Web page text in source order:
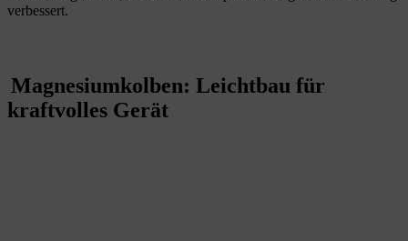
verbessert.
Magnesiumkolben: Leichtbau für
kraftvolles Gerät